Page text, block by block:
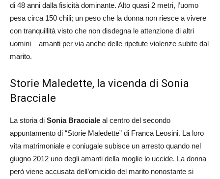
di 48 anni dalla fisicità dominante. Alto quasi 2 metri, l’uomo
pesa circa 150 chili; un peso che la donna non riesce a vivere
con tranquillità visto che non disdegna le attenzione di altri
uomini – amanti per via anche delle ripetute violenze subite dal
marito.
Storie Maledette, la vicenda di Sonia
Bracciale
La storia di Sonia Bracciale al centro del secondo
appuntamento di “Storie Maledette” di Franca Leosini. La loro
vita matrimoniale e coniugale subisce un arresto quando nel
giugno 2012 uno degli amanti della moglie lo uccide. La donna
però viene accusata dell’omicidio del marito nonostante si